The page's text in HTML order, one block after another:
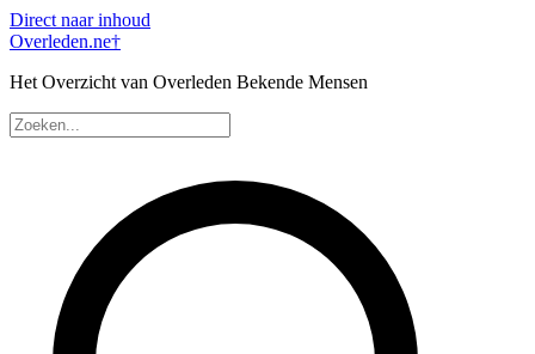
Direct naar inhoud
Overleden.ne†
Het Overzicht van Overleden Bekende Mensen